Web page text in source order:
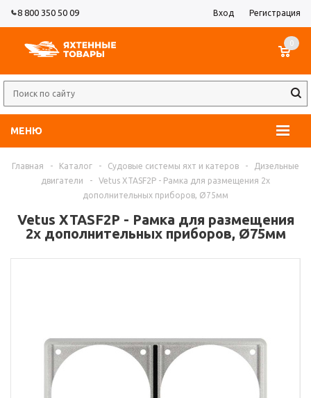
8 800 350 50 09 Вход Регистрация
МЕНЮ
0
Главная - Каталог - Судовые системы яхт и катеров -
Дизельные
двигатели
-
Vetus XTASF2P - Рамка для размещения 2х
дополнительных приборов, Ø75мм
Vetus XTASF2P - Рамка для размещения
2х дополнительных приборов, Ø75мм